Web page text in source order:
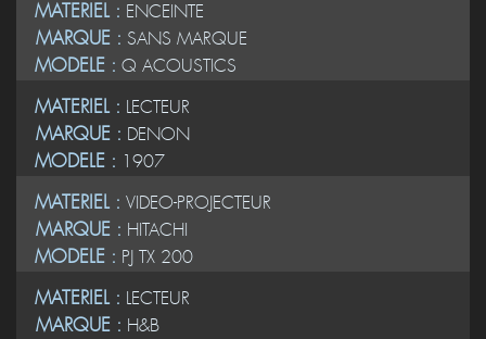
MATERIEL : ENCEINTE
MARQUE : SANS MARQUE
MODELE : Q ACOUSTICS
MATERIEL : LECTEUR
MARQUE : DENON
MODELE : 1907
MATERIEL : VIDEO-PROJECTEUR
MARQUE : HITACHI
MODELE : PJ TX 200
MATERIEL : LECTEUR
MARQUE : H&B